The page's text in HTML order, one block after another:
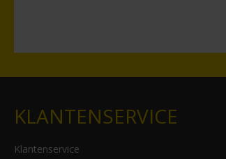
KLANTENSERVICE
Klantenservice